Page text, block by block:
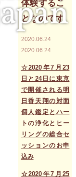
体験するこ
となのです
2020.06.24
2020.06.24
☆2020年7月23
日と24日に東京
で開催される明
日香天翔の対面
個人鑑定とハー
トの浄化とヒー
リングの総合セ
ッションのお申
込み
☆2020年7月25